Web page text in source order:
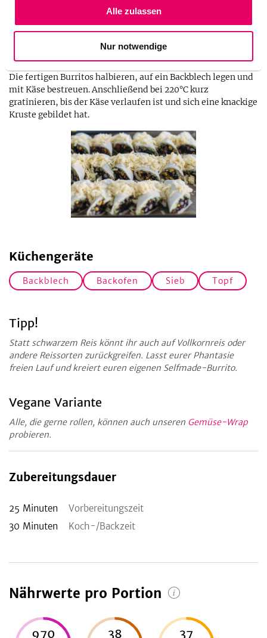
Alle zulassen
Nur notwendige
6
Die fertigen Burritos halbieren, auf ein Backblech legen und
mit Käse bestreuen. Anschließend bei 220°C kurz
gratinieren, bis der Käse verlaufen ist und sich eine knackige
Kruste gebildet hat.
Küchengeräte
Backblech Backofen Sieb Topf
Tipp!
Statt schwarzem Reis könnt ihr auch auf Vollkornreis oder
andere Reissorten zurückgreifen. Lasst eurer Phantasie
freien Lauf und kreiert euren eigenen Selfmade-Burrito.
Vegane Variante
Alle, die gerne rollen, können auch unseren Gemüse-Wrap
probieren.
Zubereitungsdauer
25 Minuten
Vorbereitungszeit
30 Minuten Koch-/Backzeit
Nährwerte pro Portion
970 38 37